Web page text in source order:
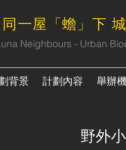
一屋「蟾」下
Neighbours - Urban
背景 計劃內容 舉辦
野外